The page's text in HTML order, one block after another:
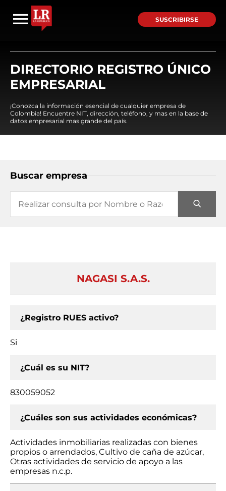
SUSCRIBIRSE
DIRECTORIO REGISTRO ÚNICO
EMPRESARIAL
¡Conozca la información esencial de cualquier empresa de
Colombia! Encuentre NIT, dirección, teléfono, y mas en la base de
datos empresarial mas grande del país.
Buscar empresa
NAGASI S.A.S.
¿Registro RUES activo?
Si
¿Cuál es su NIT?
830059052
¿Cuáles son sus actividades económicas?
Actividades inmobiliarias realizadas con bienes
propios o arrendados, Cultivo de caña de azúcar,
Otras actividades de servicio de apoyo a las
empresas n.c.p.